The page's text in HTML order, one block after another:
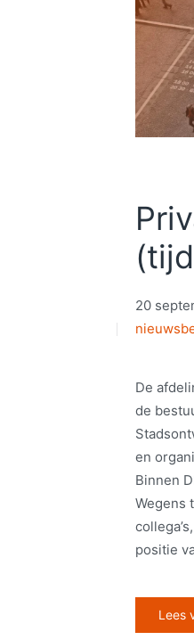
20
De
de
en
Binnen
Wegens
positie
Lees